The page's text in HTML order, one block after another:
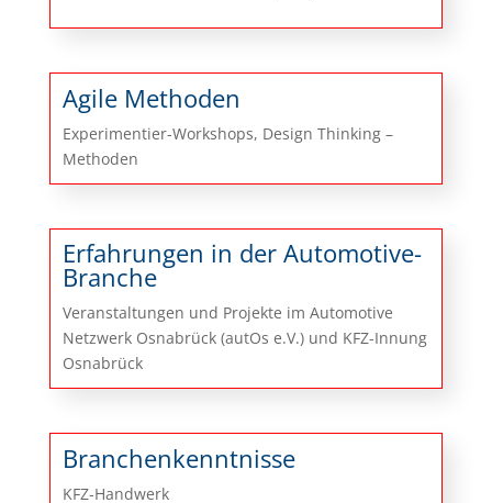
Agile Methoden
Experimentier-Workshops, Design Thinking –
Methoden
Erfahrungen in der Automotive-
Branche
Veranstaltungen und Projekte im Automotive
Netzwerk Osnabrück (autOs e.V.) und KFZ-Innung
Osnabrück
Branchenkenntnisse
KFZ-Handwerk